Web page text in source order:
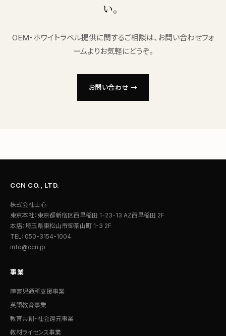
い。
OEM・ホワイトラベル提供に関するご相談は、お問い合わせフォ
ームよりお気軽にどうぞ。
お問い合わせ →
CCN CO., LTD.
株式会社士心
東京本社：東京都新宿区西早稲田 1-23-13 AZ西早稲田 2F
本店：埼玉県東松山市御茶山町 1-3 2F
TEL: 050-3154-1004
info@ccn.jp
事業
障害児通所支援事業
英語教育事業
教育共創・社会還元事業
教材ライセンス事業